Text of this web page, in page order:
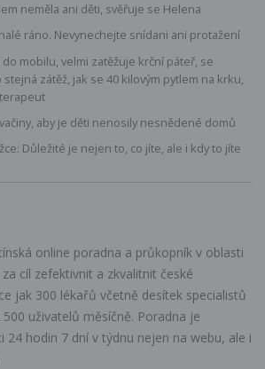
neměla ani děti, svěřuje se Helena
ráno. Nevynechejte snídani ani protažení
mobilu, velmi zatěžuje krční páteř, se
zátěž, jak se 40 kilovým pytlem na krku,
aby je děti nenosily nesnědené domů
Důležité je nejen to, co jíte, ale i kdy to jíte
online poradna a průkopník v oblasti
cíl zefektivnit a zkvalitnit české
jak 300 lékařů včetně desítek specialistů
uživatelů měsíčně. Poradna je
24 hodin 7 dní v týdnu nejen na webu, ale i